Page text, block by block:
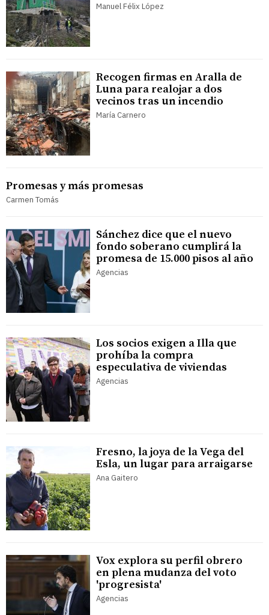
Manuel Félix López
Recogen firmas en Aralla de
Luna para realojar a dos
vecinos tras un incendio
María Carnero
Promesas y más promesas
Carmen Tomás
Sánchez dice que el nuevo
fondo soberano cumplirá la
promesa de 15.000 pisos al año
Agencias
Los socios exigen a Illa que
prohíba la compra
especulativa de viviendas
Agencias
Fresno, la joya de la Vega del
Esla, un lugar para arraigarse
Ana Gaitero
Vox explora su perfil obrero
en plena mudanza del voto
'progresista'
Agencias